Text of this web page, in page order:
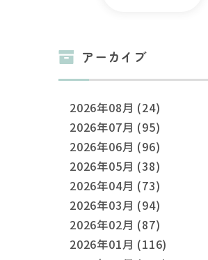
アーカイブ
2026年08月 (24)
2026年07月 (95)
2026年06月 (96)
2026年05月 (38)
2026年04月 (73)
2026年03月 (94)
2026年02月 (87)
2026年01月 (116)